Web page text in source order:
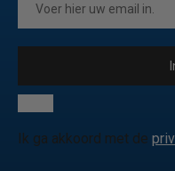
Ik ga akkoord met de